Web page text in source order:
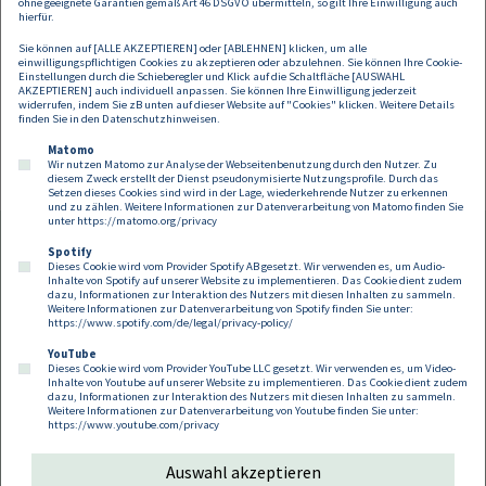
Mitgliedschaft überhaupt nicht zulassen, ihnen den Zugang zu
verwehren oder für Frauen zB einen niedrigeren Abfindungsbetrag
oder höheren Aufgriffspreis vorsehen als für Männer, sind im Lichte
dieser bahnbrechenden Judikatur auf etwaige geschlechtsspezifische
Diskriminierungen zu prüfen und gegebenenfalls zu aktualisieren.
Footer
Kontakt Datenschutz
Impressum
Compliance
Cookies
hierfür.
Sie können auf [ALLE AKZEPTIEREN] oder [ABLEHNEN] klicken, um alle
einwilligungspflichtigen Cookies zu akzeptieren oder abzulehnen. Sie können Ihre Cookie-
Einstellungen durch die Schieberegler und Klick auf die Schaltfläche [AUSWAHL
AKZEPTIEREN] auch individuell anpassen. Sie können Ihre Einwilligung jederzeit
widerrufen, indem Sie zB unten auf dieser Website auf "Cookies" klicken. Weitere Details
finden Sie in den Datenschutzhinweisen.
Matomo
Wir nutzen Matomo zur Analyse der Webseitenbenutzung durch den Nutzer. Zu
diesem Zweck erstellt der Dienst pseudonymisierte Nutzungsprofile. Durch das
Setzen dieses Cookies sind wird in der Lage, wiederkehrende Nutzer zu erkennen
und zu zählen. Weitere Informationen zur Datenverarbeitung von Matomo finden Sie
unter https://matomo.org/privacy
Spotify
Dieses Cookie wird vom Provider Spotify AB gesetzt. Wir verwenden es, um Audio-
Inhalte von Spotify auf unserer Website zu implementieren. Das Cookie dient zudem
dazu, Informationen zur Interaktion des Nutzers mit diesen Inhalten zu sammeln.
Weitere Informationen zur Datenverarbeitung von Spotify finden Sie unter:
https://www.spotify.com/de/legal/privacy-policy/
YouTube
Dieses Cookie wird vom Provider YouTube LLC gesetzt. Wir verwenden es, um Video-
Inhalte von Youtube auf unserer Website zu implementieren. Das Cookie dient zudem
dazu, Informationen zur Interaktion des Nutzers mit diesen Inhalten zu sammeln.
Weitere Informationen zur Datenverarbeitung von Youtube finden Sie unter:
https://www.youtube.com/privacy
Auswahl akzeptieren
Follow us on: